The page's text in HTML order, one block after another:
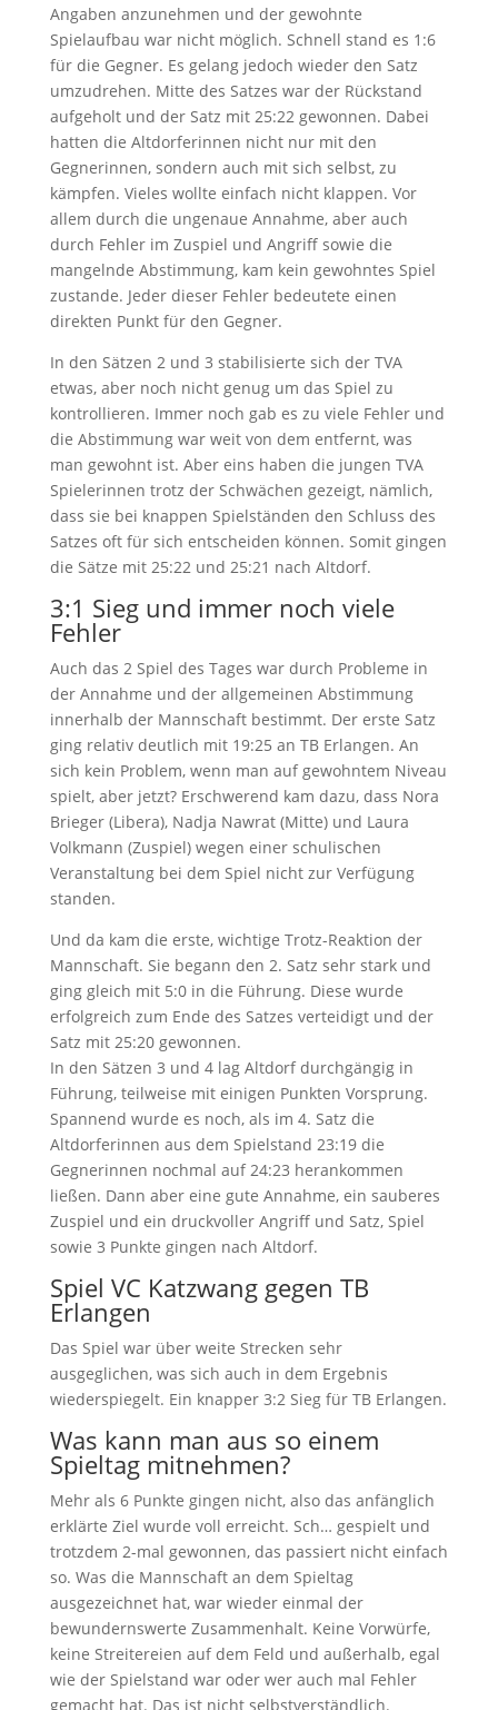
Angaben anzunehmen und der gewohnte
Spielaufbau war nicht möglich. Schnell stand es 1:6
für die Gegner. Es gelang jedoch wieder den Satz
umzudrehen. Mitte des Satzes war der Rückstand
aufgeholt und der Satz mit 25:22 gewonnen. Dabei
hatten die Altdorferinnen nicht nur mit den
Gegnerinnen, sondern auch mit sich selbst, zu
kämpfen. Vieles wollte einfach nicht klappen. Vor
allem durch die ungenaue Annahme, aber auch
durch Fehler im Zuspiel und Angriff sowie die
mangelnde Abstimmung, kam kein gewohntes Spiel
zustande. Jeder dieser Fehler bedeutete einen
direkten Punkt für den Gegner.
In den Sätzen 2 und 3 stabilisierte sich der TVA
etwas, aber noch nicht genug um das Spiel zu
kontrollieren. Immer noch gab es zu viele Fehler und
die Abstimmung war weit von dem entfernt, was
man gewohnt ist. Aber eins haben die jungen TVA
Spielerinnen trotz der Schwächen gezeigt, nämlich,
dass sie bei knappen Spielständen den Schluss des
Satzes oft für sich entscheiden können. Somit gingen
die Sätze mit 25:22 und 25:21 nach Altdorf.
3:1 Sieg und immer noch viele
Fehler
Auch das 2 Spiel des Tages war durch Probleme in
der Annahme und der allgemeinen Abstimmung
innerhalb der Mannschaft bestimmt. Der erste Satz
ging relativ deutlich mit 19:25 an TB Erlangen. An
sich kein Problem, wenn man auf gewohntem Niveau
spielt, aber jetzt? Erschwerend kam dazu, dass Nora
Brieger (Libera), Nadja Nawrat (Mitte) und Laura
Volkmann (Zuspiel) wegen einer schulischen
Veranstaltung bei dem Spiel nicht zur Verfügung
standen.
Und da kam die erste, wichtige Trotz-Reaktion der
Mannschaft. Sie begann den 2. Satz sehr stark und
ging gleich mit 5:0 in die Führung. Diese wurde
erfolgreich zum Ende des Satzes verteidigt und der
Satz mit 25:20 gewonnen.
In den Sätzen 3 und 4 lag Altdorf durchgängig in
Führung, teilweise mit einigen Punkten Vorsprung.
Spannend wurde es noch, als im 4. Satz die
Altdorferinnen aus dem Spielstand 23:19 die
Gegnerinnen nochmal auf 24:23 herankommen
ließen. Dann aber eine gute Annahme, ein sauberes
Zuspiel und ein druckvoller Angriff und Satz, Spiel
sowie 3 Punkte gingen nach Altdorf.
Spiel VC Katzwang gegen TB
Erlangen
Das Spiel war über weite Strecken sehr
ausgeglichen, was sich auch in dem Ergebnis
wiederspiegelt. Ein knapper 3:2 Sieg für TB Erlangen.
Was kann man aus so einem
Spieltag mitnehmen?
Mehr als 6 Punkte gingen nicht, also das anfänglich
erklärte Ziel wurde voll erreicht. Sch… gespielt und
trotzdem 2-mal gewonnen, das passiert nicht einfach
so. Was die Mannschaft an dem Spieltag
ausgezeichnet hat, war wieder einmal der
bewundernswerte Zusammenhalt. Keine Vorwürfe,
keine Streitereien auf dem Feld und außerhalb, egal
wie der Spielstand war oder wer auch mal Fehler
gemacht hat. Das ist nicht selbstverständlich.